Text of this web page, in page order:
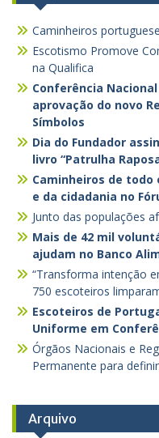
Caminheiros
Escotismo Promove
na Qualifica
Conferência
aprovação do novo
Símbolos
Dia do Fundador
livro “Patrulha
Caminheiros de
e da cidadania no
Junto das populações
Mais de 42 mil
ajudam no Banco
“Transforma intenção
750 escoteiros
Escoteiros de
Uniforme em
Órgãos Nacionais e
Permanente para
Arquivo